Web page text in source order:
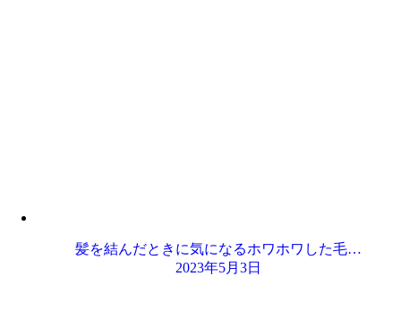
髪を結んだときに気になるホワホワした毛…
2023年5月3日